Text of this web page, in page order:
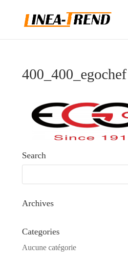
400_400_egochef
Search
Archives
Categories
Aucune catégorie